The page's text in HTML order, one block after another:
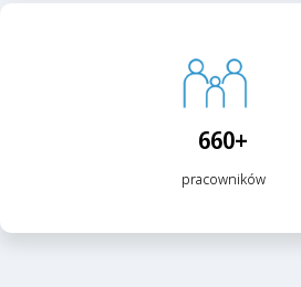
660+
pracowników